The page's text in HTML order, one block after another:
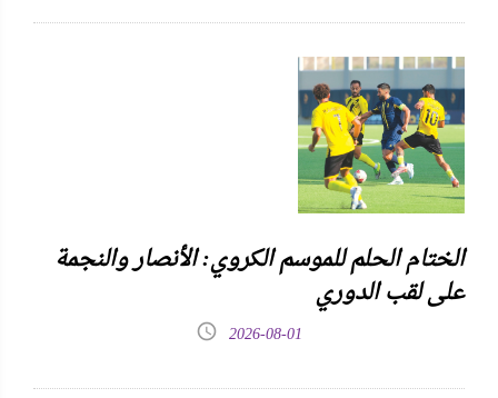
الختام الحلم للموسم الكروي: الأنصار والنجمة
على لقب الدوري
2026-08-01